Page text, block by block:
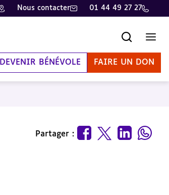
Nous contacter 01 44 49 27 27
DEVENIR BÉNÉVOLE FAIRE UN DON
Partager :